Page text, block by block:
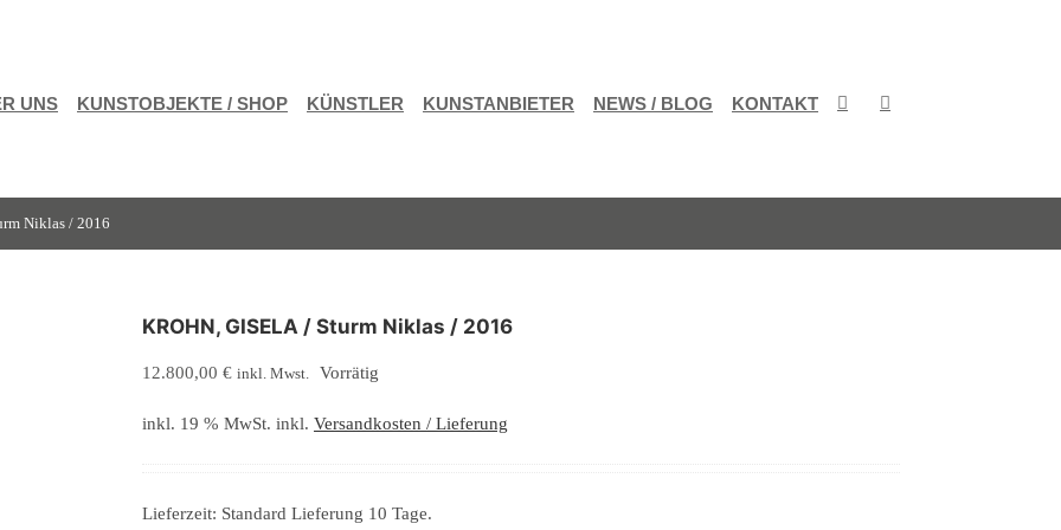
UNS KUNSTOBJEKTE / SHOP KÜNSTLER KUNSTANBIETER NEWS / BLOG KONTAKT
Niklas / 2016
KROHN, GISELA / Sturm Niklas / 2016
12.800,00 € inkl. Mwst. Vorrätig
inkl. 19 % MwSt. inkl. Versandkosten / Lieferung
Lieferzeit: Standard Lieferung 10 Tage.